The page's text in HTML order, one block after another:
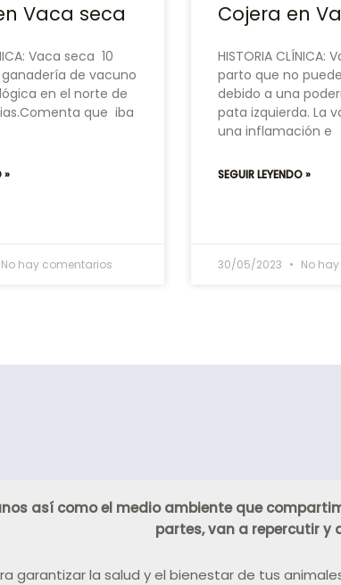
Vaca seca
Vaca seca 10
de vacuno
en el norte de
que iba
»
No hay comentarios
Cojera en
HISTORIA CLÍNICA:
parto que no
debido a una
pata izquierda. La
una inflamación e
SEGUIR LEYENDO »
30/05/2023 No
así como el medio ambiente que
partes, van a repercutir
garantizar la salud y el bienestar de tus